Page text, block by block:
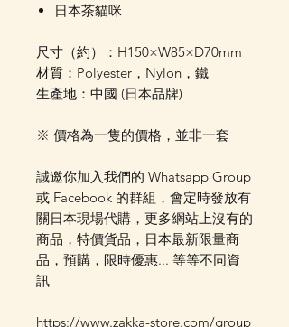
日本茶貓咪
尺寸（約）：H150×W85×D70mm
材質：Polyester，Nylon，鐵
生產地：中國 (日本品牌)
※ 價格為一隻的價格，並非一套
誠邀你加入我們的 Whatsapp Group
或 Facebook 的群組，會定時發放有
關日本現場代購，更多網站上沒有的
商品，特價貨品，日本最新限量商
品，預購，限時優惠... 等等不同資
訊
https://www.zakka-store.com/group